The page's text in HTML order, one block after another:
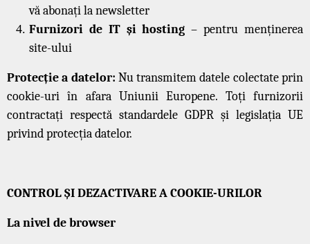
vă abonați la newsletter
Furnizori de IT și hosting – pentru menținerea
site-ului
Protecție a datelor: Nu transmitem datele colectate prin
cookie-uri în afara Uniunii Europene. Toți furnizorii
contractați respectă standardele GDPR și legislația UE
privind protecția datelor.
CONTROL ȘI DEZACTIVARE A COOKIE-URILOR
La nivel de browser